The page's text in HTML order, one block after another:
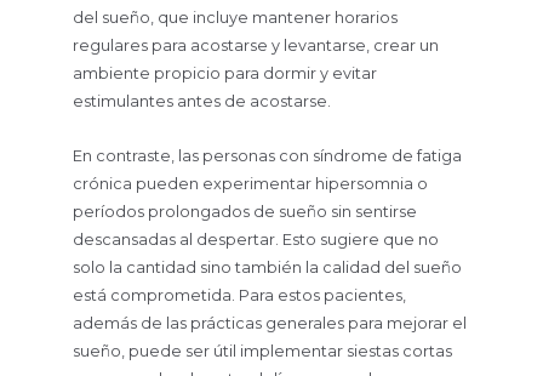
del sueño, que incluye mantener horarios
regulares para acostarse y levantarse, crear un
ambiente propicio para dormir y evitar
estimulantes antes de acostarse.
En contraste, las personas con síndrome de fatiga
crónica pueden experimentar hipersomnia o
períodos prolongados de sueño sin sentirse
descansadas al despertar. Esto sugiere que no
solo la cantidad sino también la calidad del sueño
está comprometida. Para estos pacientes,
además de las prácticas generales para mejorar el
sueño, puede ser útil implementar siestas cortas